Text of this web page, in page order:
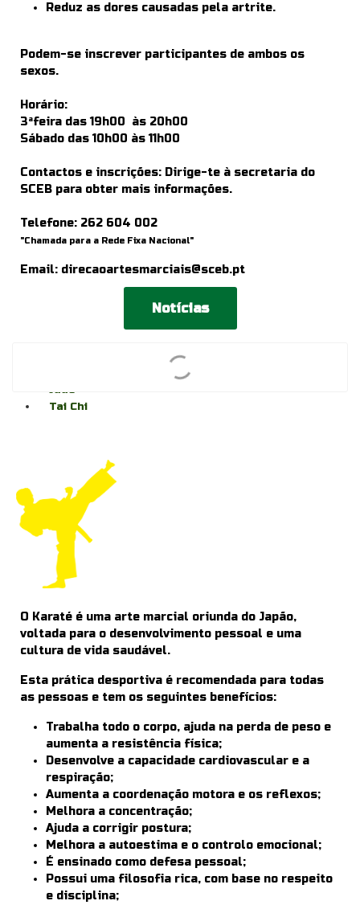
Reduz as dores causadas pela artrite.
Podem-se inscrever participantes de ambos os
sexos.
Horário:
3ªfeira das 19h00 às 20h00
Sábado das 10h00 às 11h00
Contactos e inscrições: Dirige-te à secretaria do
SCEB para obter mais informações.
Telefone: 262 604 002
"Chamada para a Rede Fixa Nacional"
Email: direcaoartesmarciais@sceb.pt
Notícias
Judo
Tai Chi
O Karaté é uma arte marcial oriunda do Japão,
voltada para o desenvolvimento pessoal e uma
cultura de vida saudável.
Esta prática desportiva é recomendada para todas
as pessoas e tem os seguintes benefícios:
Trabalha todo o corpo, ajuda na perda de peso e
aumenta a resistência física;
Desenvolve a capacidade cardiovascular e a
respiração;
Aumenta a coordenação motora e os reflexos;
Melhora a concentração;
Ajuda a corrigir postura;
Melhora a autoestima e o controlo emocional;
É ensinado como defesa pessoal;
Possui uma filosofia rica, com base no respeito
e disciplina;